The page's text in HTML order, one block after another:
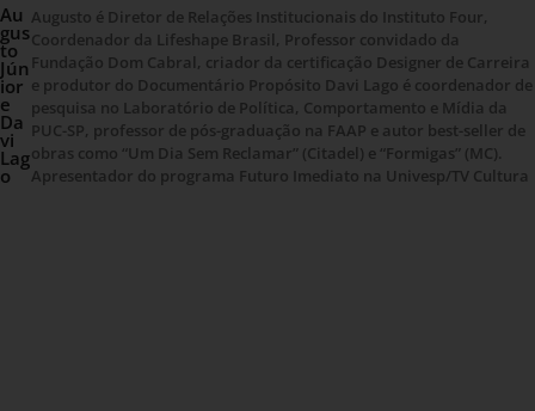
Au
gus
to
Jún
ior
e
Da
vi
Lag
o
Augusto é Diretor de Relações Institucionais do Instituto Four,
Coordenador da Lifeshape Brasil, Professor convidado da
Fundação Dom Cabral, criador da certificação Designer de Carreira
e produtor do Documentário Propósito Davi Lago é coordenador de
pesquisa no Laboratório de Política, Comportamento e Mídia da
PUC-SP, professor de pós-graduação na FAAP e autor best-seller de
obras como “Um Dia Sem Reclamar” (Citadel) e “Formigas” (MC).
Apresentador do programa Futuro Imediato na Univesp/TV Cultura